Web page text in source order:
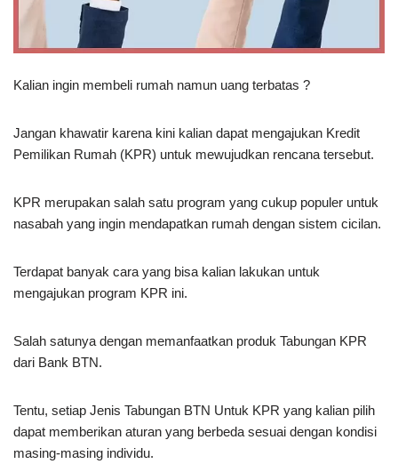
Kalian ingin membeli rumah namun uang terbatas ?
Jangan khawatir karena kini kalian dapat mengajukan Kredit
Pemilikan Rumah (KPR) untuk mewujudkan rencana tersebut.
KPR merupakan salah satu program yang cukup populer untuk
nasabah yang ingin mendapatkan rumah dengan sistem cicilan.
Terdapat banyak cara yang bisa kalian lakukan untuk
mengajukan program KPR ini.
Salah satunya dengan memanfaatkan produk Tabungan KPR
dari Bank BTN.
Tentu, setiap Jenis Tabungan BTN Untuk KPR yang kalian pilih
dapat memberikan aturan yang berbeda sesuai dengan kondisi
masing-masing individu.